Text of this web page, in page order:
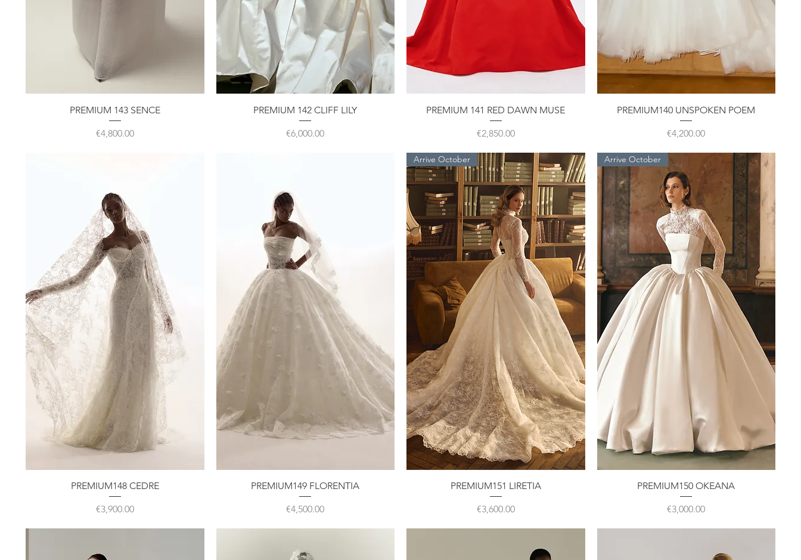
クイックビュー
PREMIUM 143 SENCE
価格
€4,800.00
クイックビュー
PREMIUM 142 CLIFF LILY
価格
€6,000.00
クイックビュー
PREMIUM 141 RED DAWN MUSE
価格
€2,850.00
クイックビュー
PREMIUM140 UNSPOKEN POEM
価格
€4,200.00
クイックビュー
PREMIUM148 CEDRE
価格
€3,900.00
クイックビュー
PREMIUM149 FLORENTIA
価格
€4,500.00
クイックビュー
Arrive October
PREMIUM151 LIRETIA
価格
€3,600.00
クイックビュー
Arrive October
PREMIUM150 OKEANA
価格
€3,000.00